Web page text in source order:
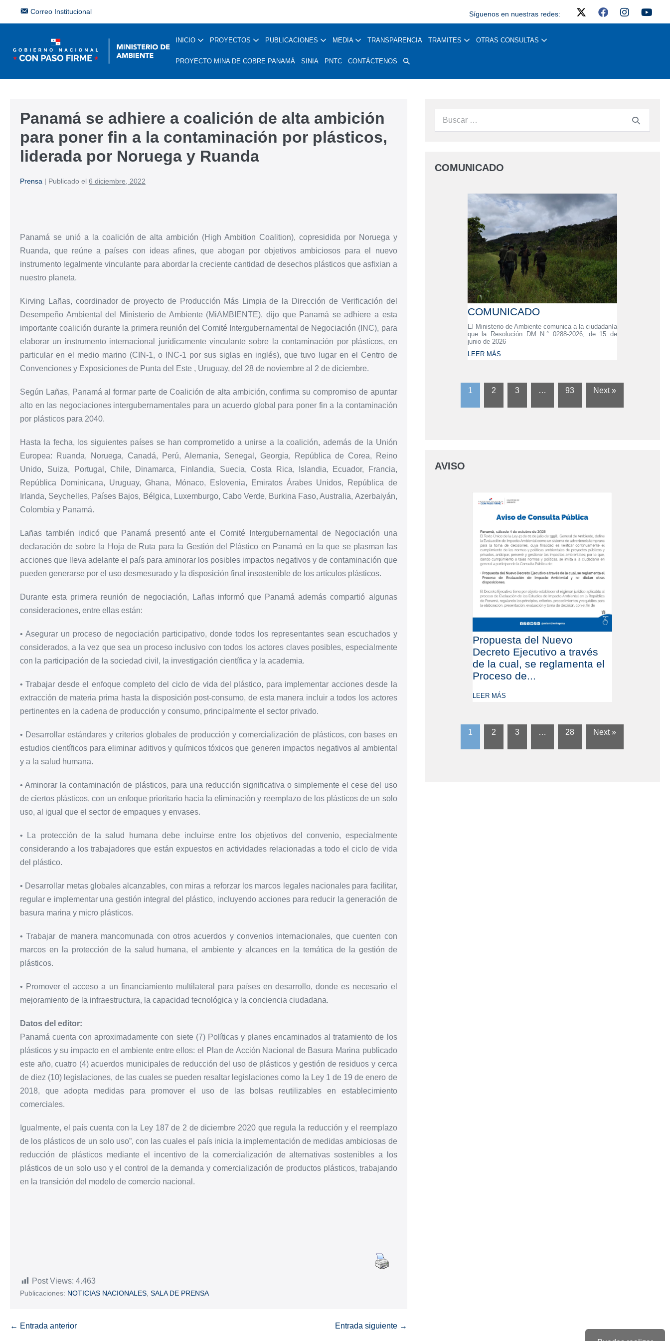
Correo Institucional Síguenos en nuestras redes:
INICIO PROYECTOS PUBLICACIONES MEDIA TRANSPARENCIA TRAMITES OTRAS CONSULTAS
PROYECTO MINA DE COBRE PANAMÁ SINIA PNTC CONTÁCTENOS
Panamá se adhiere a coalición de alta ambición
para poner fin a la contaminación por plásticos,
liderada por Noruega y Ruanda
Prensa | Publicado el 6 diciembre, 2022
Panamá se unió a la coalición de alta ambición (High Ambition Coalition), copresidida por Noruega y
Ruanda, que reúne a países con ideas afines, que abogan por objetivos ambiciosos para el nuevo
instrumento legalmente vinculante para abordar la creciente cantidad de desechos plásticos que asfixian a
nuestro planeta.
Kirving Lañas, coordinador de proyecto de Producción Más Limpia de la Dirección de Verificación del
Desempeño Ambiental del Ministerio de Ambiente (MiAMBIENTE), dijo que Panamá se adhiere a esta
importante coalición durante la primera reunión del Comité Intergubernamental de Negociación (INC), para
elaborar un instrumento internacional jurídicamente vinculante sobre la contaminación por plásticos, en
particular en el medio marino (CIN-1, o INC-1 por sus siglas en inglés), que tuvo lugar en el Centro de
Convenciones y Exposiciones de Punta del Este , Uruguay, del 28 de noviembre al 2 de diciembre.
Según Lañas, Panamá al formar parte de Coalición de alta ambición, confirma su compromiso de apuntar
alto en las negociaciones intergubernamentales para un acuerdo global para poner fin a la contaminación
por plásticos para 2040.
Hasta la fecha, los siguientes países se han comprometido a unirse a la coalición, además de la Unión
Europea: Ruanda, Noruega, Canadá, Perú, Alemania, Senegal, Georgia, República de Corea, Reino
Unido, Suiza, Portugal, Chile, Dinamarca, Finlandia, Suecia, Costa Rica, Islandia, Ecuador, Francia,
República Dominicana, Uruguay, Ghana, Mónaco, Eslovenia, Emiratos Árabes Unidos, República de
Irlanda, Seychelles, Países Bajos, Bélgica, Luxemburgo, Cabo Verde, Burkina Faso, Australia, Azerbaiyán,
Colombia y Panamá.
Lañas también indicó que Panamá presentó ante el Comité Intergubernamental de Negociación una
declaración de sobre la Hoja de Ruta para la Gestión del Plástico en Panamá en la que se plasman las
acciones que lleva adelante el país para aminorar los posibles impactos negativos y de contaminación que
pueden generarse por el uso desmesurado y la disposición final insostenible de los artículos plásticos.
Durante esta primera reunión de negociación, Lañas informó que Panamá además compartió algunas
consideraciones, entre ellas están:
• Asegurar un proceso de negociación participativo, donde todos los representantes sean escuchados y
considerados, a la vez que sea un proceso inclusivo con todos los actores claves posibles, especialmente
con la participación de la sociedad civil, la investigación científica y la academia.
• Trabajar desde el enfoque completo del ciclo de vida del plástico, para implementar acciones desde la
extracción de materia prima hasta la disposición post-consumo, de esta manera incluir a todos los actores
pertinentes en la cadena de producción y consumo, principalmente el sector privado.
• Desarrollar estándares y criterios globales de producción y comercialización de plásticos, con bases en
estudios científicos para eliminar aditivos y químicos tóxicos que generen impactos negativos al ambiental
y a la salud humana.
• Aminorar la contaminación de plásticos, para una reducción significativa o simplemente el cese del uso
de ciertos plásticos, con un enfoque prioritario hacia la eliminación y reemplazo de los plásticos de un solo
uso, al igual que el sector de empaques y envases.
• La protección de la salud humana debe incluirse entre los objetivos del convenio, especialmente
considerando a los trabajadores que están expuestos en actividades relacionadas a todo el ciclo de vida
del plástico.
• Desarrollar metas globales alcanzables, con miras a reforzar los marcos legales nacionales para facilitar,
regular e implementar una gestión integral del plástico, incluyendo acciones para reducir la generación de
basura marina y micro plásticos.
• Trabajar de manera mancomunada con otros acuerdos y convenios internacionales, que cuenten con
marcos en la protección de la salud humana, el ambiente y alcances en la temática de la gestión de
plásticos.
• Promover el acceso a un financiamiento multilateral para países en desarrollo, donde es necesario el
mejoramiento de la infraestructura, la capacidad tecnológica y la conciencia ciudadana.
Datos del editor:
Panamá cuenta con aproximadamente con siete (7) Políticas y planes encaminados al tratamiento de los
plásticos y su impacto en el ambiente entre ellos: el Plan de Acción Nacional de Basura Marina publicado
este año, cuatro (4) acuerdos municipales de reducción del uso de plásticos y gestión de residuos y cerca
de diez (10) legislaciones, de las cuales se pueden resaltar legislaciones como la Ley 1 de 19 de enero de
2018, que adopta medidas para promover el uso de las bolsas reutilizables en establecimiento
comerciales.
Igualmente, el país cuenta con la Ley 187 de 2 de diciembre 2020 que regula la reducción y el reemplazo
de los plásticos de un solo uso”, con las cuales el país inicia la implementación de medidas ambiciosas de
reducción de plásticos mediante el incentivo de la comercialización de alternativas sostenibles a los
plásticos de un solo uso y el control de la demanda y comercialización de productos plásticos, trabajando
en la transición del modelo de comercio nacional.
Post Views: 4.463
Publicaciones: NOTICIAS NACIONALES SALA DE PRENSA
← Entrada anterior Entrada siguiente →
COMUNICADO
COMUNICADO
El Ministerio de Ambiente comunica a la ciudadanía
que la Resolución DM N.° 0288-2026, de 15 de
junio de 2026
LEER MÁS
1 2 3 … 93 Next »
AVISO
Propuesta del Nuevo
Decreto Ejecutivo a través
de la cual, se reglamenta el
Proceso de...
LEER MÁS
1 2 3 … 28 Next »